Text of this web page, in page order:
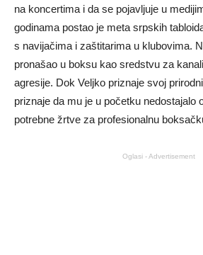
na koncertima i da se pojavljuje u
godinama postao je meta srpskih
s navijačima i zaštitarima u klubovima.
pronašao u boksu kao sredstvu za
agresije. Dok Veljko priznaje svoj
priznaje da mu je u početku nedostajalo
potrebne žrtve za profesionalnu
Oglasi - Advertisement